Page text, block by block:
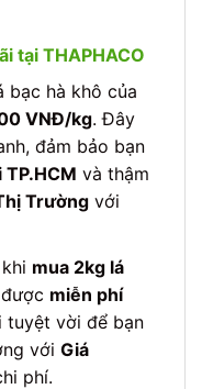
tại THAPHACO
bạc hà khô của
VNĐ/kg. Đây
đảm bảo bạn
TP.HCM và thậm
Trườngvới
mua 2kg lá
miễn phí
tuyệt vời để bạn
với Giá
phí.